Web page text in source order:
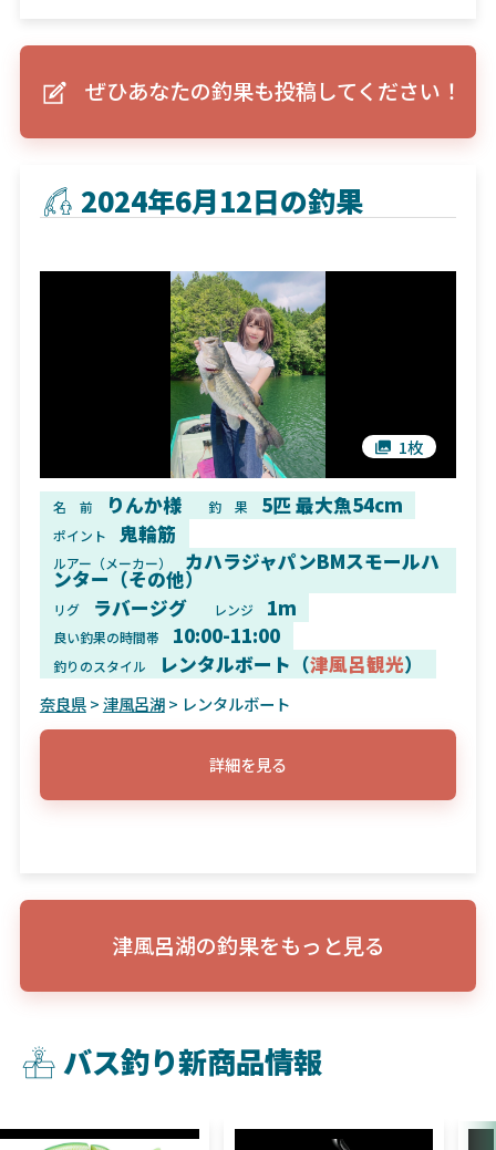
ぜひあなたの釣果も投稿してください！
2024年6月12日の釣果
1枚
名 前 りんか様 釣 果 5匹 最大魚54cm
ポイント 鬼輪筋
ルアー（メーカー） カハラジャパンBMスモールハ
ンター（その他）
リグ ラバージグ レンジ 1m
良い釣果の時間帯 10:00-11:00
釣りのスタイル レンタルボート（津風呂観光）
奈良県>津風呂湖> レンタルボート
詳細を見る
津風呂湖の釣果をもっと見る
バス釣り新商品情報